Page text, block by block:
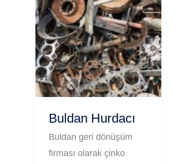
Buldan Hurdacı
Buldan geri dönüşüm
firması olarak çinko